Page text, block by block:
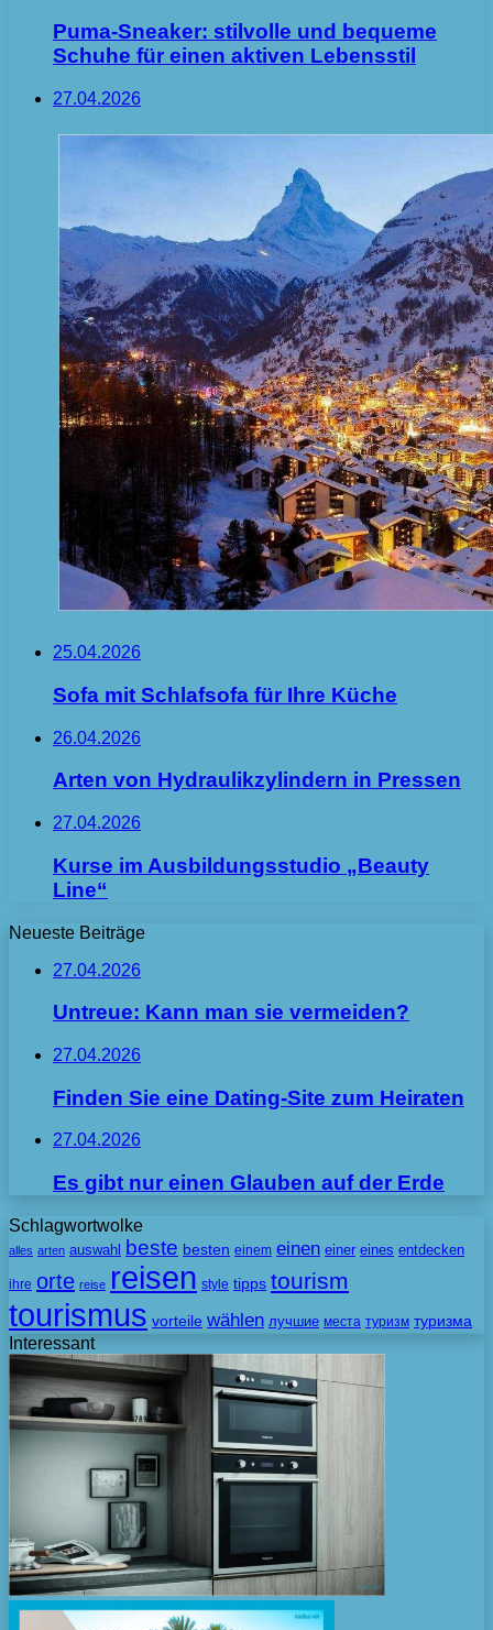
Puma-Sneaker: stilvolle und bequeme
Schuhe für einen aktiven Lebensstil
27.04.2026
25.04.2026
Sofa mit Schlafsofa für Ihre Küche
26.04.2026
Arten von Hydraulikzylindern in Pressen
27.04.2026
Kurse im Ausbildungsstudio „Beauty
Line“
Neueste Beiträge
27.04.2026
Untreue: Kann man sie vermeiden?
27.04.2026
Finden Sie eine Dating-Site zum Heiraten
27.04.2026
Es gibt nur einen Glauben auf der Erde
Schlagwortwolke
alles arten auswahl beste besten einem einen einer eines entdecken
ihre orte reise reisen style tipps tourism
tourismus vorteile wählen лучшие места туризм туризма
Interessant